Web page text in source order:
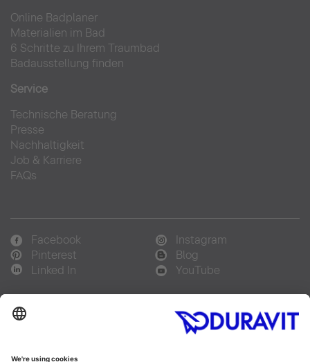
Online Badplaner
Materialien im Bad
6 Schritte zu Ihrem Traumbad
Badausstellung finden
Service
Technische Beratung
Presse
Nachhaltigkeit
Job & Karriere
FAQs
Facebook
Instagram
Pinterest
Blog
Linked In
YouTube
Sprachauswahl:
Français